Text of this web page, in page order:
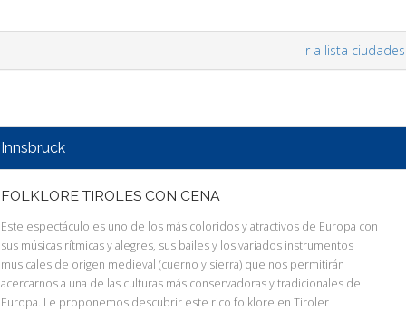
ir a lista ciudades
Innsbruck
FOLKLORE TIROLES CON CENA
Este espectáculo es uno de los más coloridos y atractivos de Europa con
sus músicas rítmicas y alegres, sus bailes y los variados instrumentos
musicales de origen medieval (cuerno y sierra) que nos permitirán
acercarnos a una de las culturas más conservadoras y tradicionales de
Europa. Le proponemos descubrir este rico folklore en Tiroler